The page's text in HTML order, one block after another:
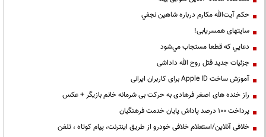
حكم آيت‌الله مكارم درباره شاهين نجفي
سایتهای همسریابی!
دعايي كه قطعا مستجاب مي‌شود
جزئیات جدید قتل روح الله داداشی
آموزش ساخت Apple ID برای کاربران ایرانی
راز خنده های اصغر فرهادی به حرکت بی شرمانه خانم بازیگر + عکس
پرداخت ۱۰۰ درصد پاداش پایان خدمت فرهنگیان
خلافی آنلاین/استعلام خلافی خودرو از طریق اینترنت، پیام کوتاه ، تلفن